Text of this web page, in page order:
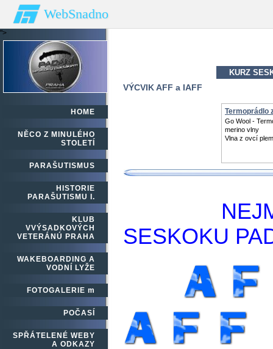
">
WebSnadno
VÝCVIK AFF a IAFF
KURZ
HOME
NĚCO Z MINULÉHO
STOLETÍ
PARAŠUTISMUS
HISTORIE
PARAŠUTISMU I.
KLUB
VVÝSADKOVÝCH
VETERÁNÚ PRAHA
WAKEBOARDING A
VODNÍ LYŽE
FOTOGALERIE m
POČASÍ
SPŘÁTELENÉ WEBY
A ODKAZY
Termoprádlo
vlny
Go Wool -
merino vlny
Vlna z ovcí
SESKOKU